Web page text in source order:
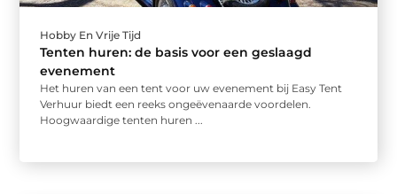
Hobby En Vrije Tijd
Tenten huren: de basis voor een geslaagd
evenement
Het huren van een tent voor uw evenement bij Easy Tent
Verhuur biedt een reeks ongeëvenaarde voordelen.
Hoogwaardige tenten huren ...